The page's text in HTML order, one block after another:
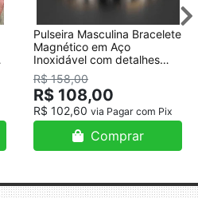
Pulseira Masculina Bracelete
Magnético em Aço
Inoxidável com detalhes
Banhado a Ouro
R$ 158,00
R$ 108,00
R$ 102,60 via Pagar com Pix
Comprar